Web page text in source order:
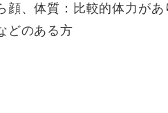
顔、体質：比較的体力が
どのある方